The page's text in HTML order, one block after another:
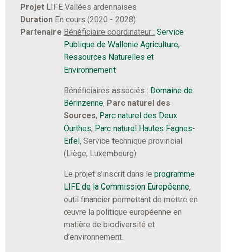
Projet LIFE Vallées ardennaises
Duration En cours (2020 - 2028)
Partenaire Bénéficiaire coordinateur : Service
Publique de Wallonie Agriculture,
Ressources Naturelles et
Environnement
Bénéficiaires associés : Domaine de
Bérinzenne, Parc naturel des
Sources, Parc naturel des Deux
Ourthes, Parc naturel Hautes Fagnes-
Eifel, Service technique provincial
(Liège, Luxembourg)
Le projet s’inscrit dans le programme
LIFE de la Commission Européenne,
outil financier permettant de mettre en
œuvre la politique européenne en
matière de biodiversité et
d’environnement.